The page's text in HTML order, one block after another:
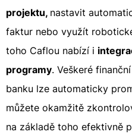
projektu, nastavit
faktur nebo využít
toho Caflou nabízí i
programy. Veškeré
banku lze automaticky
můžete okamžitě
na základě toho efektivně